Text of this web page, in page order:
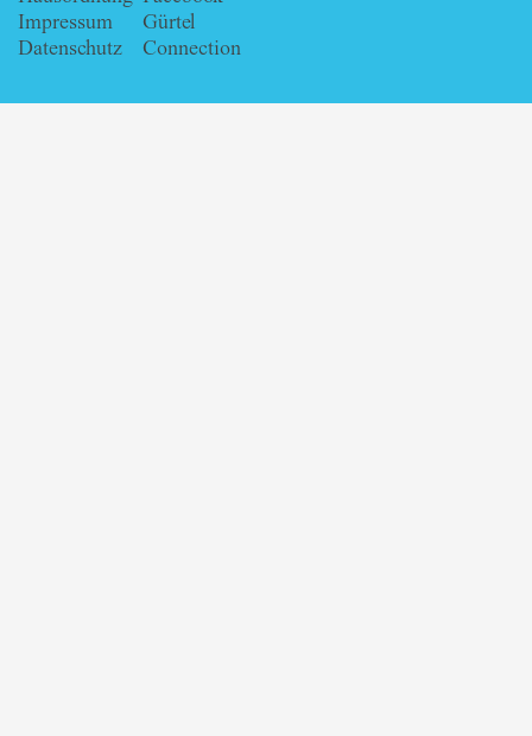
Impressum
Datenschutz
Gürtel
Connection